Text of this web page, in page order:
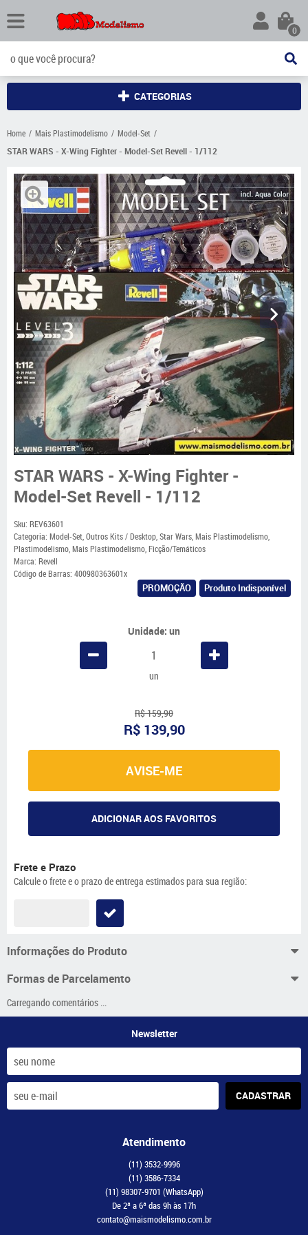
0
CATEGORIAS
Home Mais Plastimodelismo
Model-Set
STAR WARS - X-Wing Fighter - Model-Set Revell - 1/112
STAR WARS - X-Wing Fighter -
Model-Set Revell - 1/112
Sku: REV63601
Categoria: Model-Set,Outros Kits / Desktop,Star Wars,Mais Plastimodelismo,
Plastimodelismo,Mais Plastimodelismo,Ficção/Temáticos
Marca: Revell
Código de Barras: 400980363601x
PROMOÇÃO Produto Indisponível
Unidade: un
un
R$ 159,90
R$ 139,90
AVISE-ME
ADICIONAR AOS FAVORITOS
Frete e Prazo
Calcule o frete e o prazo de entrega estimados para sua região:
Informações do Produto
Formas de Parcelamento
Carregando comentários ...
Newsletter
CADASTRAR
Atendimento
(11) 3532-9996
(11) 3586-7334
(11) 98307-9701 (WhatsApp)
De 2ª a 6ª das 9h às 17h
contato@maismodelismo.com.br